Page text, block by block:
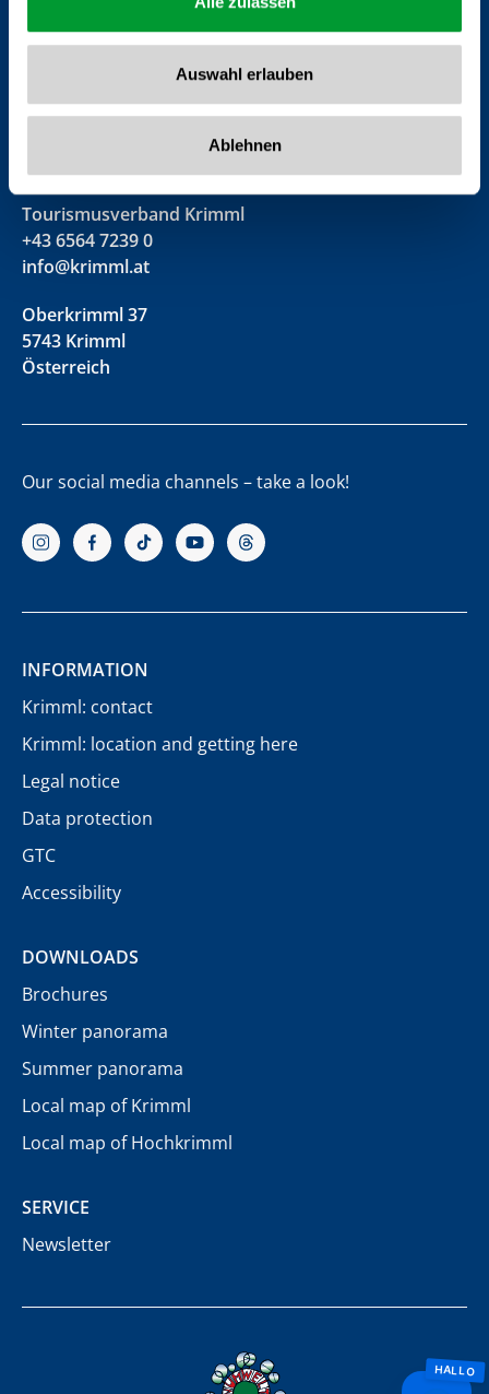
Auswahl erlauben
Ablehnen
Tourismusverband Krimml
+43 6564 7239 0
info@krimml.at
Oberkrimml 37
5743 Krimml
Österreich
Our social media channels – take a look!
INFORMATION
Krimml: contact
Krimml: location and getting here
Legal notice
Data protection
GTC
Accessibility
DOWNLOADS
Brochures
Winter panorama
Summer panorama
Local map of Krimml
Local map of Hochkrimml
SERVICE
Newsletter